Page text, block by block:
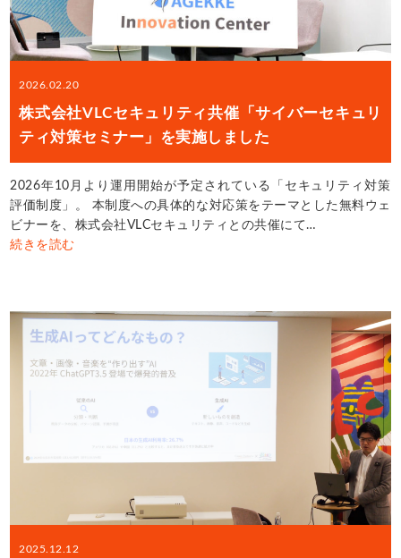
2026.02.20
株式会社VLCセキュリティ共催「サイバーセキュリ
ティ対策セミナー」を実施しました
2026年10月より運用開始が予定されている「セキュリティ対策
評価制度」。 本制度への具体的な対応策をテーマとした無料ウェ
ビナーを、株式会社VLCセキュリティとの共催にて…
続きを読む
2025.12.12